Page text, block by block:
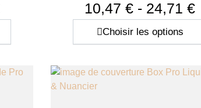
10,47 € - 24,71 €
Choisir les options